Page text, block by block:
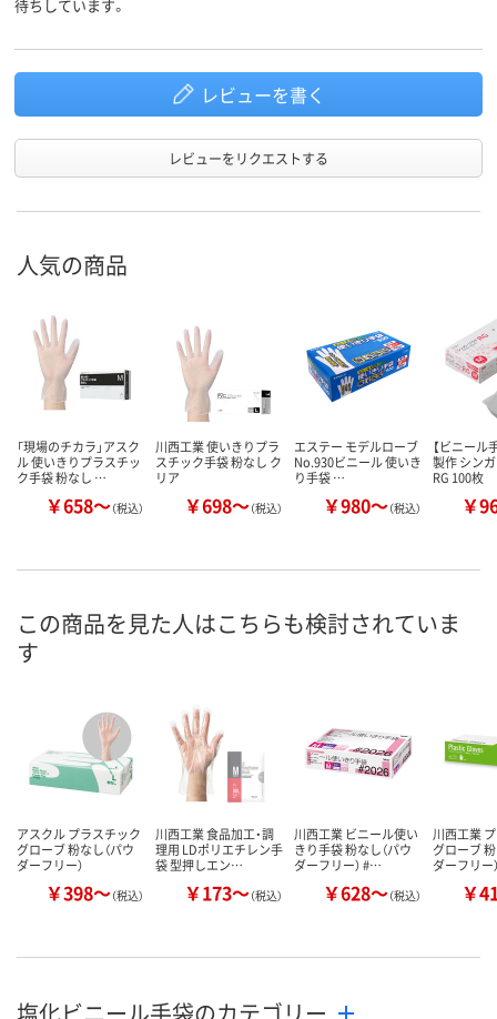
待ちしています。
レビューを書く
レビューをリクエストする
人気の商品
「現場のチカラ」アスク
ル 使いきりプラスチッ
ク手袋 粉なし …
￥658～（税込）
川西工業 使いきりプラ
スチック手袋 粉なし ク
リア
￥698～（税込）
エステー モデルローブ
No.930ビニール 使いき
り手袋 …
￥980～（税込）
【ビニール
製作 シン
RG 100枚
￥
この商品を見た人はこちらも検討されていま
す
アスクル プラスチック
グローブ 粉なし（パウ
ダーフリー）
￥398～（税込）
川西工業 食品加工・調
理用 LDポリエチレン手
袋 型押しエン…
￥173～（税込）
川西工業 ビニール使い
きり手袋 粉なし（パウ
ダーフリー） #…
￥628～（税込）
川西工業
グローブ
ダーフリー
￥